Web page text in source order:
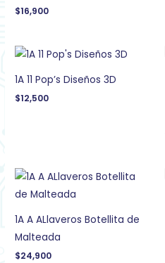
$16,900
1A 11 Pop’s Diseños 3D
$12,500
1A A ALlaveros Botellita de
Malteada
$24,900